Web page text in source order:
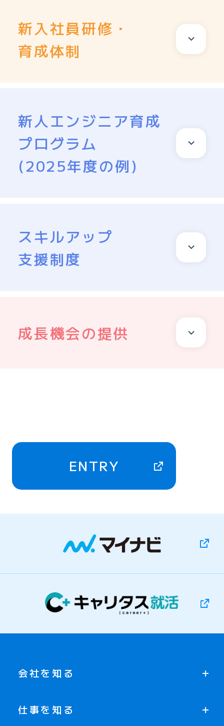
新入社員研修・
育成体制
新人エンジニア育成
プログラム
(2025年度の例)
スキルアップ
支援制度
成長機会の提供
ENTRY
会社を知る
仕事を知る